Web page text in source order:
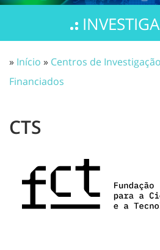
» Início » Centros de Investigação
Financiados
CTS